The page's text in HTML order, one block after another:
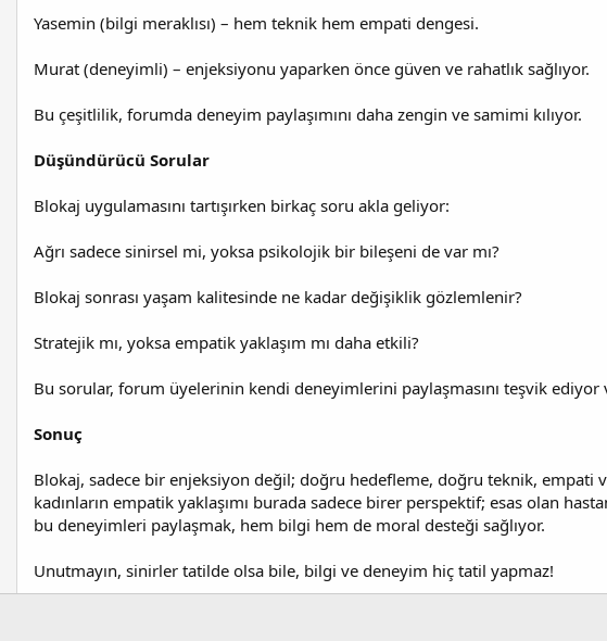
Yasemin (bilgi meraklısı) – hem teknik hem empati dengesi.
Murat (deneyimli) – enjeksiyonu yaparken önce güven ve rahatlık sağlıyor.
Bu çeşitlilik, forumda deneyim paylaşımını daha zengin ve samimi kılıyor.
Düşündürücü Sorular
Blokaj uygulamasını tartışırken birkaç soru akla geliyor:
Ağrı sadece sinirsel mi, yoksa psikolojik bir bileşeni de var mı?
Blokaj sonrası yaşam kalitesinde ne kadar değişiklik gözlemlenir?
Stratejik mı, yoksa empatik yaklaşım mı daha etkili?
Bu sorular, forum üyelerinin kendi deneyimlerini paylaşmasını teşvik ediyor
Sonuç
Blokaj, sadece bir enjeksiyon değil; doğru hedefleme, doğru teknik, empati
kadınların empatik yaklaşımı burada sadece birer perspektif; esas olan
bu deneyimleri paylaşmak, hem bilgi hem de moral desteği sağlıyor.
Unutmayın, sinirler tatilde olsa bile, bilgi ve deneyim hiç tatil yapmaz!